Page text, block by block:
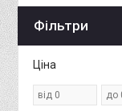
Фільтри
Ціна